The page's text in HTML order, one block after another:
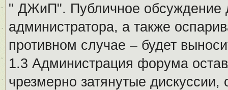
" ДЖиП". Публичное обсуждение
администратора, а также
противном случае – будет
1.3 Администрация форума
чрезмерно затянутые